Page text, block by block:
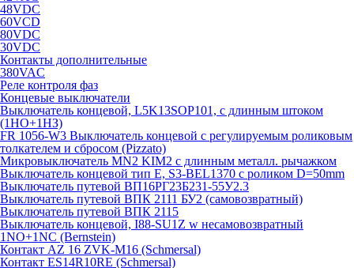
48VDC
60VCD
80VDC
30VDC
Контакты дополнительные
380VAC
Реле контроля фаз
Концевые выключатели
Выключатель концевой, L5K13SOP101, с длинным штоком
(1НО+1НЗ)
FR 1056-W3 Выключатель концевой с регулируемым роликовым
толкателем и сбросом (Pizzato)
Микровыключатель MN2 KIM2 с длинным металл. рычажком
Выключатель концевой тип Е, S3-BEL1370 с роликом D=50mm
Выключатель путевой ВП16РГ23Б231-55У2.3
Выключатель путевой ВПК 2111 БУ2 (самовозвратный)
Выключатель путевой ВПК 2115
Выключатель концевой, I88-SU1Z w несамовозвратный
1NO+1NC (Bernstein)
Контакт AZ 16 ZVK-M16 (Schmersal)
Контакт ES14R10RE (Schmersal)